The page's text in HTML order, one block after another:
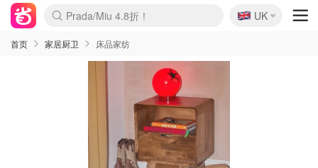
麦卢卡蜂蜜夏促！个位数！
Prada/Miu 4.8折！
啥？必胜客披萨5折！
🇬🇧
UK
首页 家居厨卫 床品家纺